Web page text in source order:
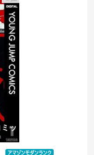
ゃない」と気付く…
」と衝撃を受ける人が続出中
迫されていた」
ッ